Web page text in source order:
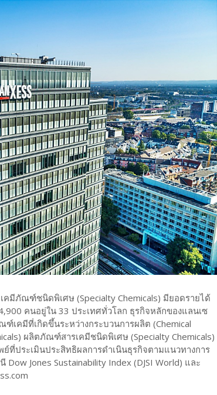
คมีภัณฑ์ชนิดพิเศษ (Specialty Chemicals) มียอดรายได้
คนอยู่ใน 33 ประเทศทั่วโลก ธุรกิจหลักของแลนเซ
คมีที่เกิดขึ้นระหว่างกระบวนการผลิต (Chemical
ผลิตภัณฑ์สารเคมีชนิดพิเศษ (Specialty Chemicals)
ประเมินประสิทธิผลการดำเนินธุรกิจตามแนวทางการ
Jones Sustainability Index (DJSI World) และ